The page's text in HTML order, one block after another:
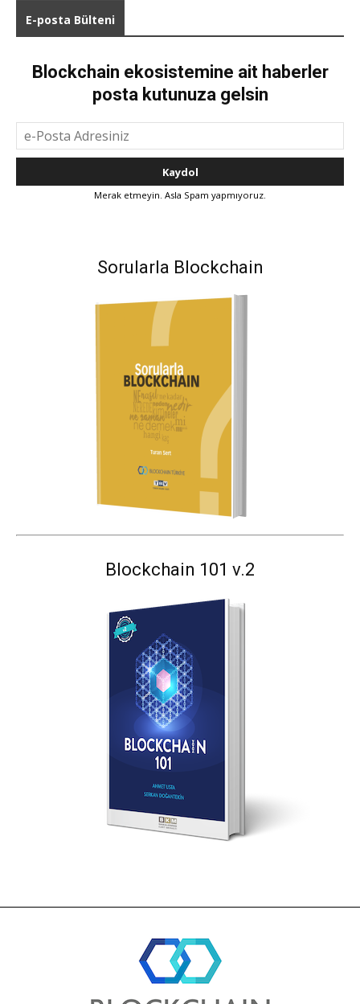
E-posta Bülteni
Blockchain ekosistemine ait haberler
posta kutunuza gelsin
Merak etmeyin. Asla Spam yapmıyoruz.
Sorularla Blockchain
Blockchain 101 v.2